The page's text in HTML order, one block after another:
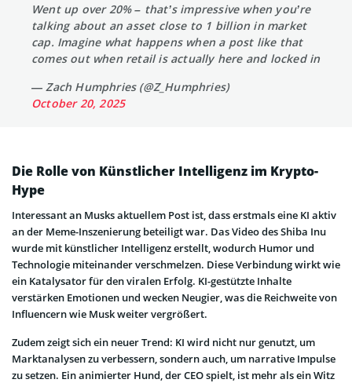
Went up over 20% – that’s impressive when you’re
talking about an asset close to 1 billion in market
cap. Imagine what happens when a post like that
comes out when retail is actually here and locked in
— Zach Humphries (@Z_Humphries)
October 20, 2025
Die Rolle von Künstlicher Intelligenz im Krypto-
Hype
Interessant an Musks aktuellem Post ist, dass erstmals eine KI aktiv
an der Meme-Inszenierung beteiligt war. Das Video des Shiba Inu
wurde mit künstlicher Intelligenz erstellt, wodurch Humor und
Technologie miteinander verschmelzen. Diese Verbindung wirkt wie
ein Katalysator für den viralen Erfolg. KI-gestützte Inhalte
verstärken Emotionen und wecken Neugier, was die Reichweite von
Influencern wie Musk weiter vergrößert.
Zudem zeigt sich ein neuer Trend: KI wird nicht nur genutzt, um
Marktanalysen zu verbessern, sondern auch, um narrative Impulse
zu setzen. Ein animierter Hund, der CEO spielt, ist mehr als ein Witz